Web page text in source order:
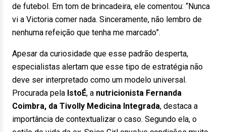
de futebol. Em tom de brincadeira, ele comentou: “Nunca
vi a Victoria comer nada. Sinceramente, não lembro de
nenhuma refeição que tenha me marcado”.
Apesar da curiosidade que esse padrão desperta,
especialistas alertam que esse tipo de estratégia não
deve ser interpretado como um modelo universal.
Procurada pela IstoÉ, a nutricionista Fernanda
Coimbra, da Tivolly Medicina Integrada, destaca a
importância de contextualizar o caso. Segundo ela, o